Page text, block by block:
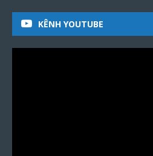
KÊNH YOUTUBE